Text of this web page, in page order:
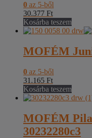
0 az 5-ből
30.377 Ft
Kosárba teszem
MOFÉM
0 az 5-ből
31.165 Ft
Kosárba teszem
MOFÉM
30232280c3